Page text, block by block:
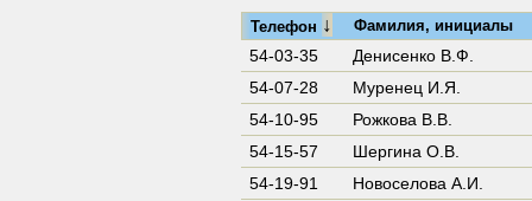
Телефон ↓ Фамилия, инициалы
54-03-35
Денисенко В.Ф.
54-07-28
Муренец И.Я.
54-10-95
Рожкова В.В.
54-15-57
Шергина О.В.
54-19-91
Новоселова А.И.